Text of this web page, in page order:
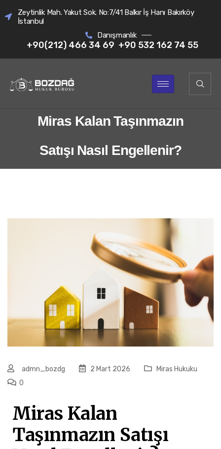
Zeytinlik Mah. Yakut Sok. No:7/41 Balkır İş Hanı Bakırköy
İstanbul
Danışmanlık
+90(212) 466 34 69 +90 532 162 74 55
Miras Kalan Taşınmazın
Satışı Nasıl Engellenir?
admn_bozdg 2 Mart 2026
Miras Hukuku
0
Miras Kalan
Taşınmazın Satışı